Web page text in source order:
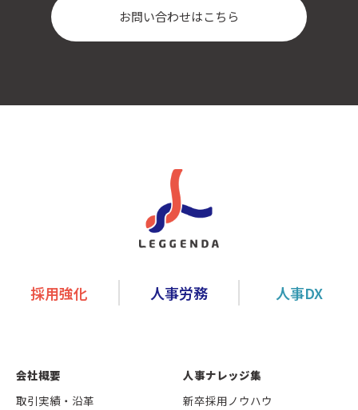
お問い合わせはこちら
採用強化 人事労務 人事DX
会社概要
取引実績・沿革
人事ナレッジ集
新卒採用ノウハウ